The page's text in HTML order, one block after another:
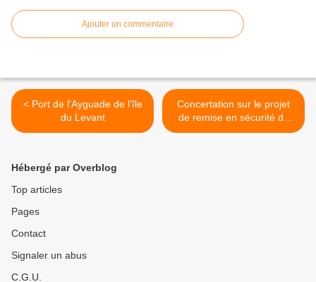
Ajouter un commentaire
< Port de l'Ayguade de l'île
du Levant
Concertation sur le projet
de remise en sécurité du
port de l'Ayguade de l'île du
Hébergé par Overblog
Top articles
Pages
Contact
Signaler un abus
C.G.U.